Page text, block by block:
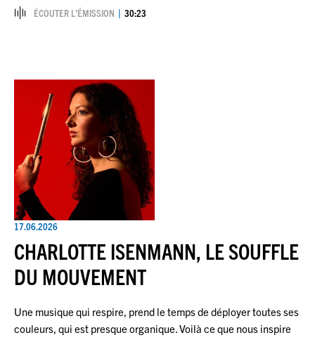
ÉCOUTER L’ÉMISSION 30:23
17.06.2026
CHARLOTTE ISENMANN, LE SOUFFLE
DU MOUVEMENT
Une musique qui respire, prend le temps de déployer toutes ses
couleurs, qui est presque organique. Voilà ce que nous inspire